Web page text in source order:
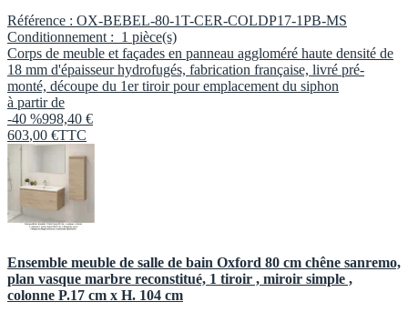
Référence : OX-BEBEL-80-1T-CER-COLDP17-1PB-MS
Conditionnement : 1 pièce(s)
Corps de meuble et façades en panneau aggloméré haute densité de
18 mm d'épaisseur hydrofugés, fabrication française, livré pré-
monté, découpe du 1er tiroir pour emplacement du siphon
à partir de
-40 %998,40 €
603,00 €TTC
Ensemble meuble de salle de bain Oxford 80 cm chêne sanremo,
plan vasque marbre reconstitué, 1 tiroir , miroir simple ,
colonne P.17 cm x H. 104 cm